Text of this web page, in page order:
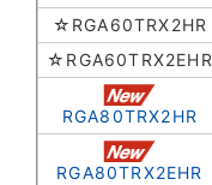
☆RGA60TRX2HR
☆RGA60TRX2EHR
RGA80TRX2HR
RGA80TRX2EHR